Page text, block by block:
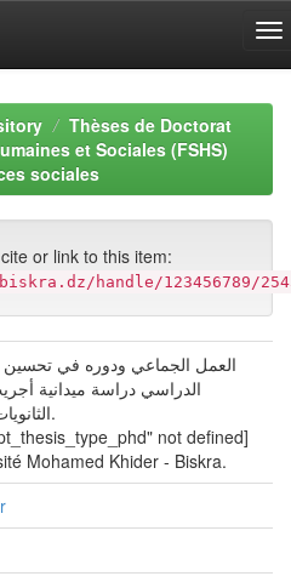
Thèses de Doctorat
et Sociales (FSHS)
sociales
or link to this item:
handle/123456789/
الدراسي دراسة ميدانية
not defined]
Mohamed Khider - Biskra.